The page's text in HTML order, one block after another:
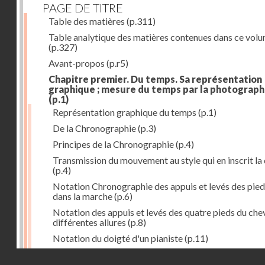
PAGE DE TITRE
Table des matières (p.311)
Table analytique des matières contenues dans ce
(p.327)
Avant-propos (p.r5)
Chapitre premier. Du temps. Sa représentation
graphique ; mesure du temps par la
(p.1)
Représentation graphique du temps (p.1)
De la Chronographie(p.3)
Principes de la Chronographie(p.4)
Transmission du mouvement au style qui en inscrit la
(p.4)
Notation Chronographie des appuis et levés des
dans la marche(p.6)
Notation des appuis et levés des quatre pieds du
différentes allures (p.8)
Notation du doigté d'un pianiste(p.11)